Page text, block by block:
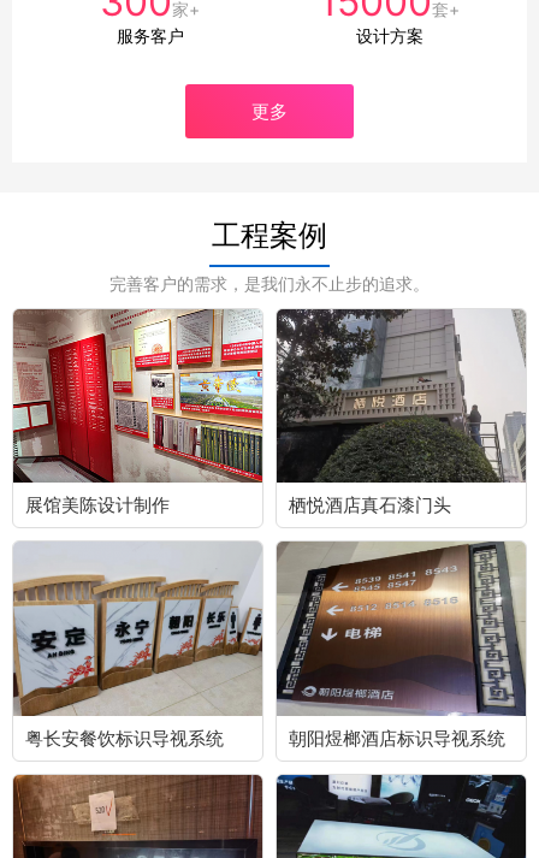
家+
服务客户
套+
设计方案
更多
工程案例
完善客户的需求，是我们永不止步的追求。
展馆美陈设计制作 栖悦酒店真石漆门头
粤长安餐饮标识导视系统 朝阳煜榔酒店标识导视系统